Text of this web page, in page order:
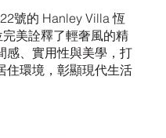
號的 Hanley Villa 恆
美詮釋了輕奢風的精
感、實用性與美學，打
住環境，彰顯現代生活